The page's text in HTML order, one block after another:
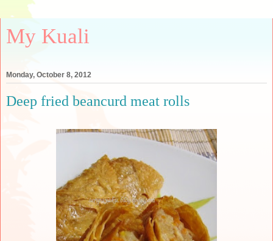
My Kuali
Monday, October 8, 2012
Deep fried beancurd meat rolls